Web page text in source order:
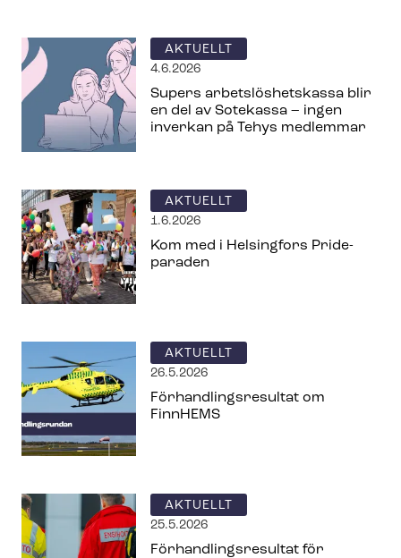
AKTUELLT
4.6.2026
Supers ar­bets­lös­hets­kas­sa blir
en del av Sotekassa – ingen
inverkan på Tehys medlemmar
AKTUELLT
1.6.2026
Kom med i Helsingfors Pride-
paraden
AKTUELLT
26.5.2026
För­hand­lings­re­sul­tat om
FinnHEMS
AKTUELLT
25.5.2026
För­hand­lings­re­sul­tat för